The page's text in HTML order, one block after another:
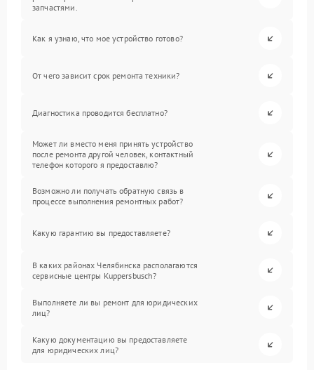
запчастями.
Как я узнаю, что мое устройство готово?
От чего зависит срок ремонта техники?
Диагностика проводится бесплатно?
Может ли вместо меня принять устройство
после ремонта другой человек, контактный
телефон которого я предоставлю?
Возможно ли получать обратную связь в
процессе выполнения ремонтных работ?
Какую гарантию вы предоставляете?
В каких районах Челябинска располагаются
сервисные центры Kuppersbusch?
Выполняете ли вы ремонт для юридических
лиц?
Какую документацию вы предоставляете
для юридических лиц?